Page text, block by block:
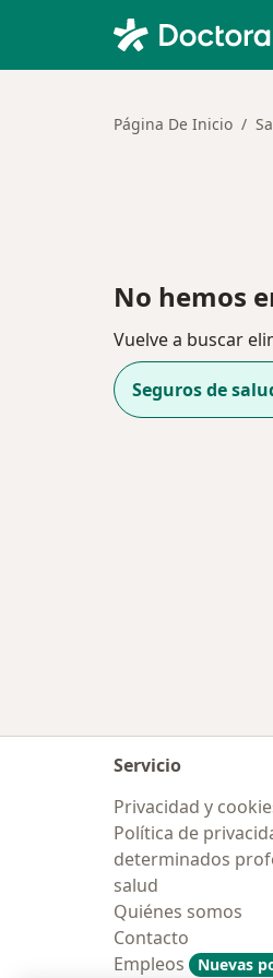
Página De Inicio
No hemos
Vuelve a buscar
Seguros de
Servicio
Privacidad y
Política de
determinados
salud
Quiénes somos
Contacto
Empleos
Nuevas